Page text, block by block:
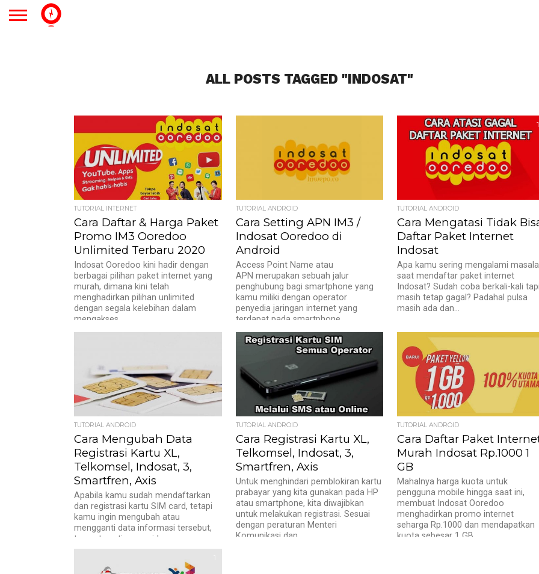
ALL POSTS TAGGED "INDOSAT"
TUTORIAL INTERNET
Cara Daftar & Harga Paket
Promo IM3 Ooredoo
Unlimited Terbaru 2020
Indosat Ooredoo kini hadir dengan
berbagai pilihan paket internet yang
murah, dimana kini telah
menghadirkan pilihan unlimited
dengan segala kelebihan dalam
mengakses...
TUTORIAL ANDROID
Cara Setting APN IM3 /
Indosat Ooredoo di
Android
Access Point Name atau
APN merupakan sebuah jalur
penghubung bagi smartphone yang
kamu miliki dengan operator
penyedia jaringan internet yang
terdapat pada smartphone...
1
TUTORIAL ANDROID
Cara Mengatasi Tidak
Daftar Paket Internet
Indosat
Apa kamu sering mengalami
saat mendaftar paket internet
Indosat? Sudah coba berkali-kali
masih tetap gagal? Padahal pulsa
masih ada dan...
TUTORIAL ANDROID
Cara Mengubah Data
Registrasi Kartu XL,
Telkomsel, Indosat, 3,
Smartfren, Axis
Apabila kamu sudah mendaftarkan
dan registrasi kartu SIM card, tetapi
kamu ingin mengubah atau
mengganti data informasi tersebut,
ternyata setiap provider
memberikan...
TUTORIAL ANDROID
Cara Registrasi Kartu XL,
Telkomsel, Indosat, 3,
Smartfren, Axis
Untuk menghindari pemblokiran kartu
prabayar yang kita gunakan pada HP
atau smartphone, kita diwajibkan
untuk melakukan registrasi. Sesuai
dengan peraturan Menteri
Komunikasi dan...
TUTORIAL ANDROID
Cara Daftar Paket
Murah Indosat Rp.1000 1
GB
Mahalnya harga kuota untuk
pengguna mobile hingga saat ini,
membuat Indosat Ooredoo
menghadirkan promo internet
seharga Rp.1000 dan mendapatkan
kuota sebesar 1 GB...
1